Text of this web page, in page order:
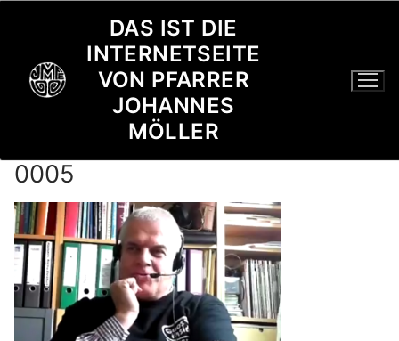
DAS IST DIE
INTERNETSEITE
VON PFARRER
JOHANNES
MÖLLER
0005